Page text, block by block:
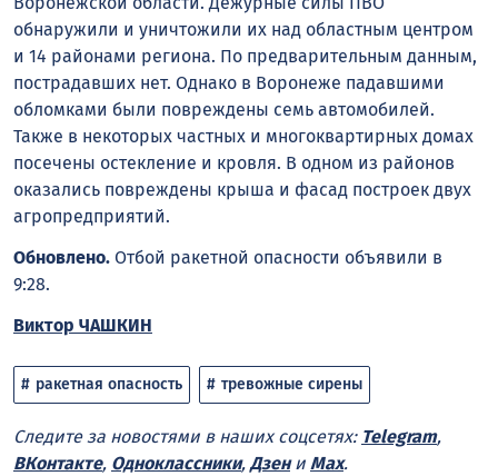
обнаружили и уничтожили их над областным центром
и 14 районами региона. По предварительным данным,
пострадавших нет. Однако в Воронеже падавшими
обломками были повреждены семь автомобилей.
Также в некоторых частных и многоквартирных домах
посечены остекление и кровля. В одном из районов
оказались повреждены крыша и фасад построек двух
агропредприятий.
Обновлено. Отбой ракетной опасности объявили в
9:28.
Виктор ЧАШКИН
ракетная опасность тревожные сирены
Следите за новостями в наших соцсетях: Telegram,
ВКонтакте, Одноклассники, Дзени Max.